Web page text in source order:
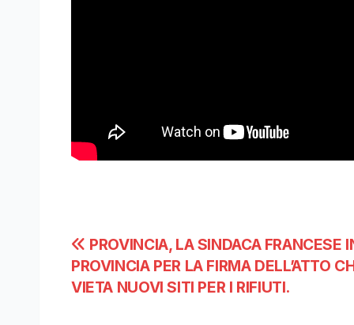
Navigazione
articoli
PROVINCIA, LA SINDACA FRANCESE
PROVINCIA PER LA FIRMA DELL’ATTO
VIETA NUOVI SITI PER I RIFIUTI.